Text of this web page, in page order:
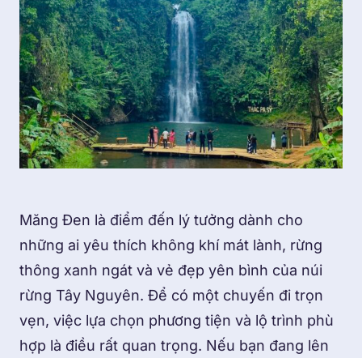
Măng Đen là điểm đến lý tưởng dành cho
những ai yêu thích không khí mát lành, rừng
thông xanh ngát và vẻ đẹp yên bình của núi
rừng Tây Nguyên. Để có một chuyến đi trọn
vẹn, việc lựa chọn phương tiện và lộ trình phù
hợp là điều rất quan trọng. Nếu bạn đang lên